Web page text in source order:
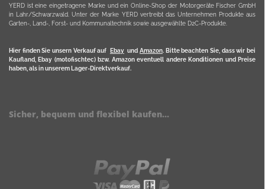
YERD ist eine eingetragene Marke und ein Online-Shop der Motorgeräte Fischer GmbH
in Lahr/Schwarzwald. Unter der Marke YERD vertreibt das Unternehmen Produkte aus
Garten-, Land-, Forst- und Kommunaltechnik sowie ausgewählte D2C-Produkte.
Hier finden Sie unsern Verkauf auf Ebayund Amazon. Bitte beachten Sie, dass wir bei
Kaufland, Ebay (motofischtec) bzw. Amazon eventuell andere Konditionen und Preise
haben, als in unserem Lager-Direktverkauf.
Sicher, bequem und flexibel kaufen...